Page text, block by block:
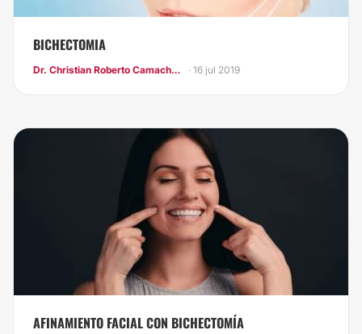
BICHECTOMIA
Dr. Christian Roberto Camacho Jimenez · 16 jul 2019
​AFINAMIENTO FACIAL CON BICHECTOMÍA